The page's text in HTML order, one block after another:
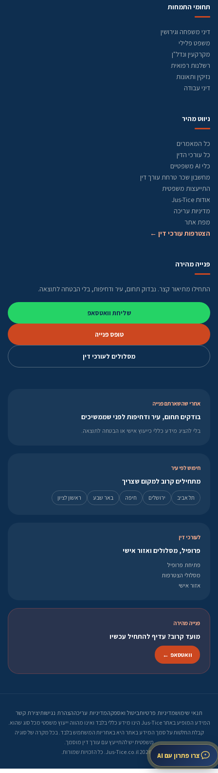
תחומי התמחות
דיני משפחה וגירושין
משפט פלילי
מקרקעין ונדל"ן
רשלנות רפואית
נזיקין ותאונות
דיני עבודה
ניווט מהיר
כל המאמרים
כל עורכי הדין
כלי AI משפטיים
מחשבון שכר טרחת עורך דין
התייעצות משפטית
אודות Jus-Tice
מדיניות עריכה
מפת אתר
הצטרפות עורכי דין ←
פנייה מהירה
התחילו מתיאור קצר. נבדוק תחום, עיר ודחיפות, בלי הבטחה לתוצאה.
שליחת וואטסאפ
טופס פנייה
מסלולים לעורכי דין
אחרי שהשארתם פנייה
בודקים תחום, עיר ודחיפות לפני שממשיכים
בלי להציג מידע כללי כייעוץ אישי או הבטחה לתוצאה.
חיפוש לפי עיר
מתחילים קרוב למקום שצריך
תל אביב ירושלים חיפה באר שבע ראשון לציון
לעורכי דין
פרופיל, מסלולים ואזור אישי
פתיחת פרופיל
מסלולי הצטרפות
אזור אישי
פנייה מהירה
מועד קרוב? עדיף להתחיל עכשיו
וואטסאפ ←
תנאי שימושמדיניות פרטיותביטול ואספקהמדיניות עריכההצהרת נגישותיצירת קשר
המידע המופיע באתר Jus-Tice הינו מידע כללי בלבד ואינו מהווה ייעוץ משפטי מכל סוג שהוא.
קבלת החלטות על סמך המידע באתר היא באחריות המשתמש בלבד. בכל מקרה של סוגיה
משפטית יש להתייעץ עם עורך דין מוסמך.
© 2026 Jus-Tice.co.il. כל הזכויות שמורות.
צרו פתרון עם AI